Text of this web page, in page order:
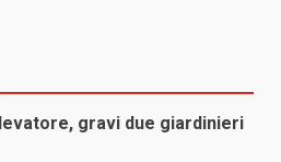
gravi due giardinieri